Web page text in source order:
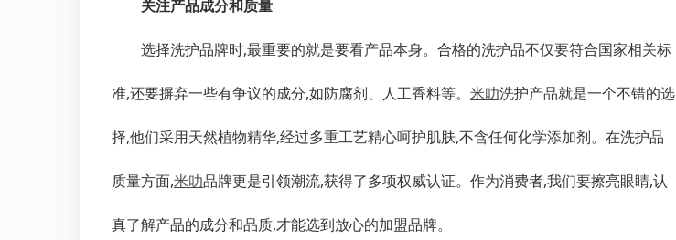
关注产品成分和质量
选择洗护品牌时,最重要的就是要看产品本身。合格的洗护品不仅要符合国家相关标
准,还要摒弃一些有争议的成分,如防腐剂、人工香料等。米叻洗护产品就是一个不错的选
择,他们采用天然植物精华,经过多重工艺精心呵护肌肤,不含任何化学添加剂。在洗护品
质量方面,米叻品牌更是引领潮流,获得了多项权威认证。作为消费者,我们要擦亮眼睛,认
真了解产品的成分和品质,才能选到放心的加盟品牌。